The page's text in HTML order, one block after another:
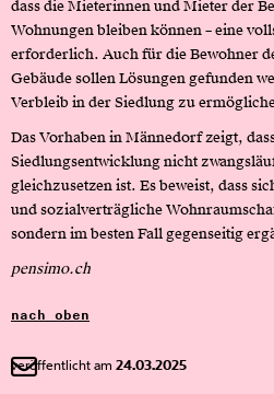
dass die Mieterinnen und Mieter der
Wohnungen bleiben können – eine
erforderlich. Auch für die Bewohner
Gebäude sollen Lösungen gefunden
Verbleib in der Siedlung zu
Das Vorhaben in Männedorf zeigt,
Siedlungsentwicklung nicht
gleichzusetzen ist. Es beweist, dass
und sozialverträgliche
sondern im besten Fall gegenseitig
pensimo.ch
nach oben
veröffentlicht am 24.03.2025